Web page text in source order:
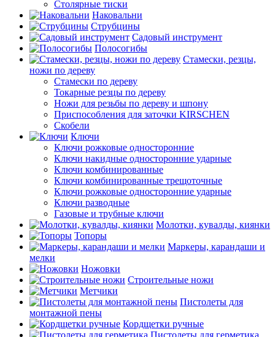
Столярные тиски
Наковальни
Струбцины
Садовый инструмент
Полосогибы
Стамески, резцы,
ножи по дереву
Стамески по дереву
Токарные резцы по дереву
Ножи для резьбы по дереву и шпону
Приспособления для заточки KIRSCHEN
Скобели
Ключи
Ключи рожковые односторонние
Ключи накидные односторонние ударные
Ключи комбинированные
Ключи комбинированные трещоточные
Ключи рожковые односторонние ударные
Ключи разводные
Газовые и трубные ключи
Молотки, кувалды, киянки
Топоры
Маркеры, карандаши и
мелки
Ножовки
Строительные ножи
Метчики
Пистолеты для
монтажной пены
Кордщетки ручные
Пистолеты для герметика